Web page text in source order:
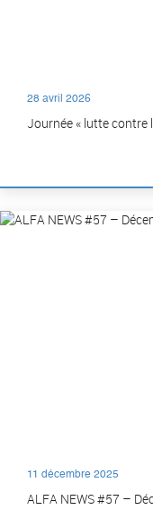
28 avril 2026
Journée « lutte contre
11 décembre 2025
ALFA NEWS #57 –